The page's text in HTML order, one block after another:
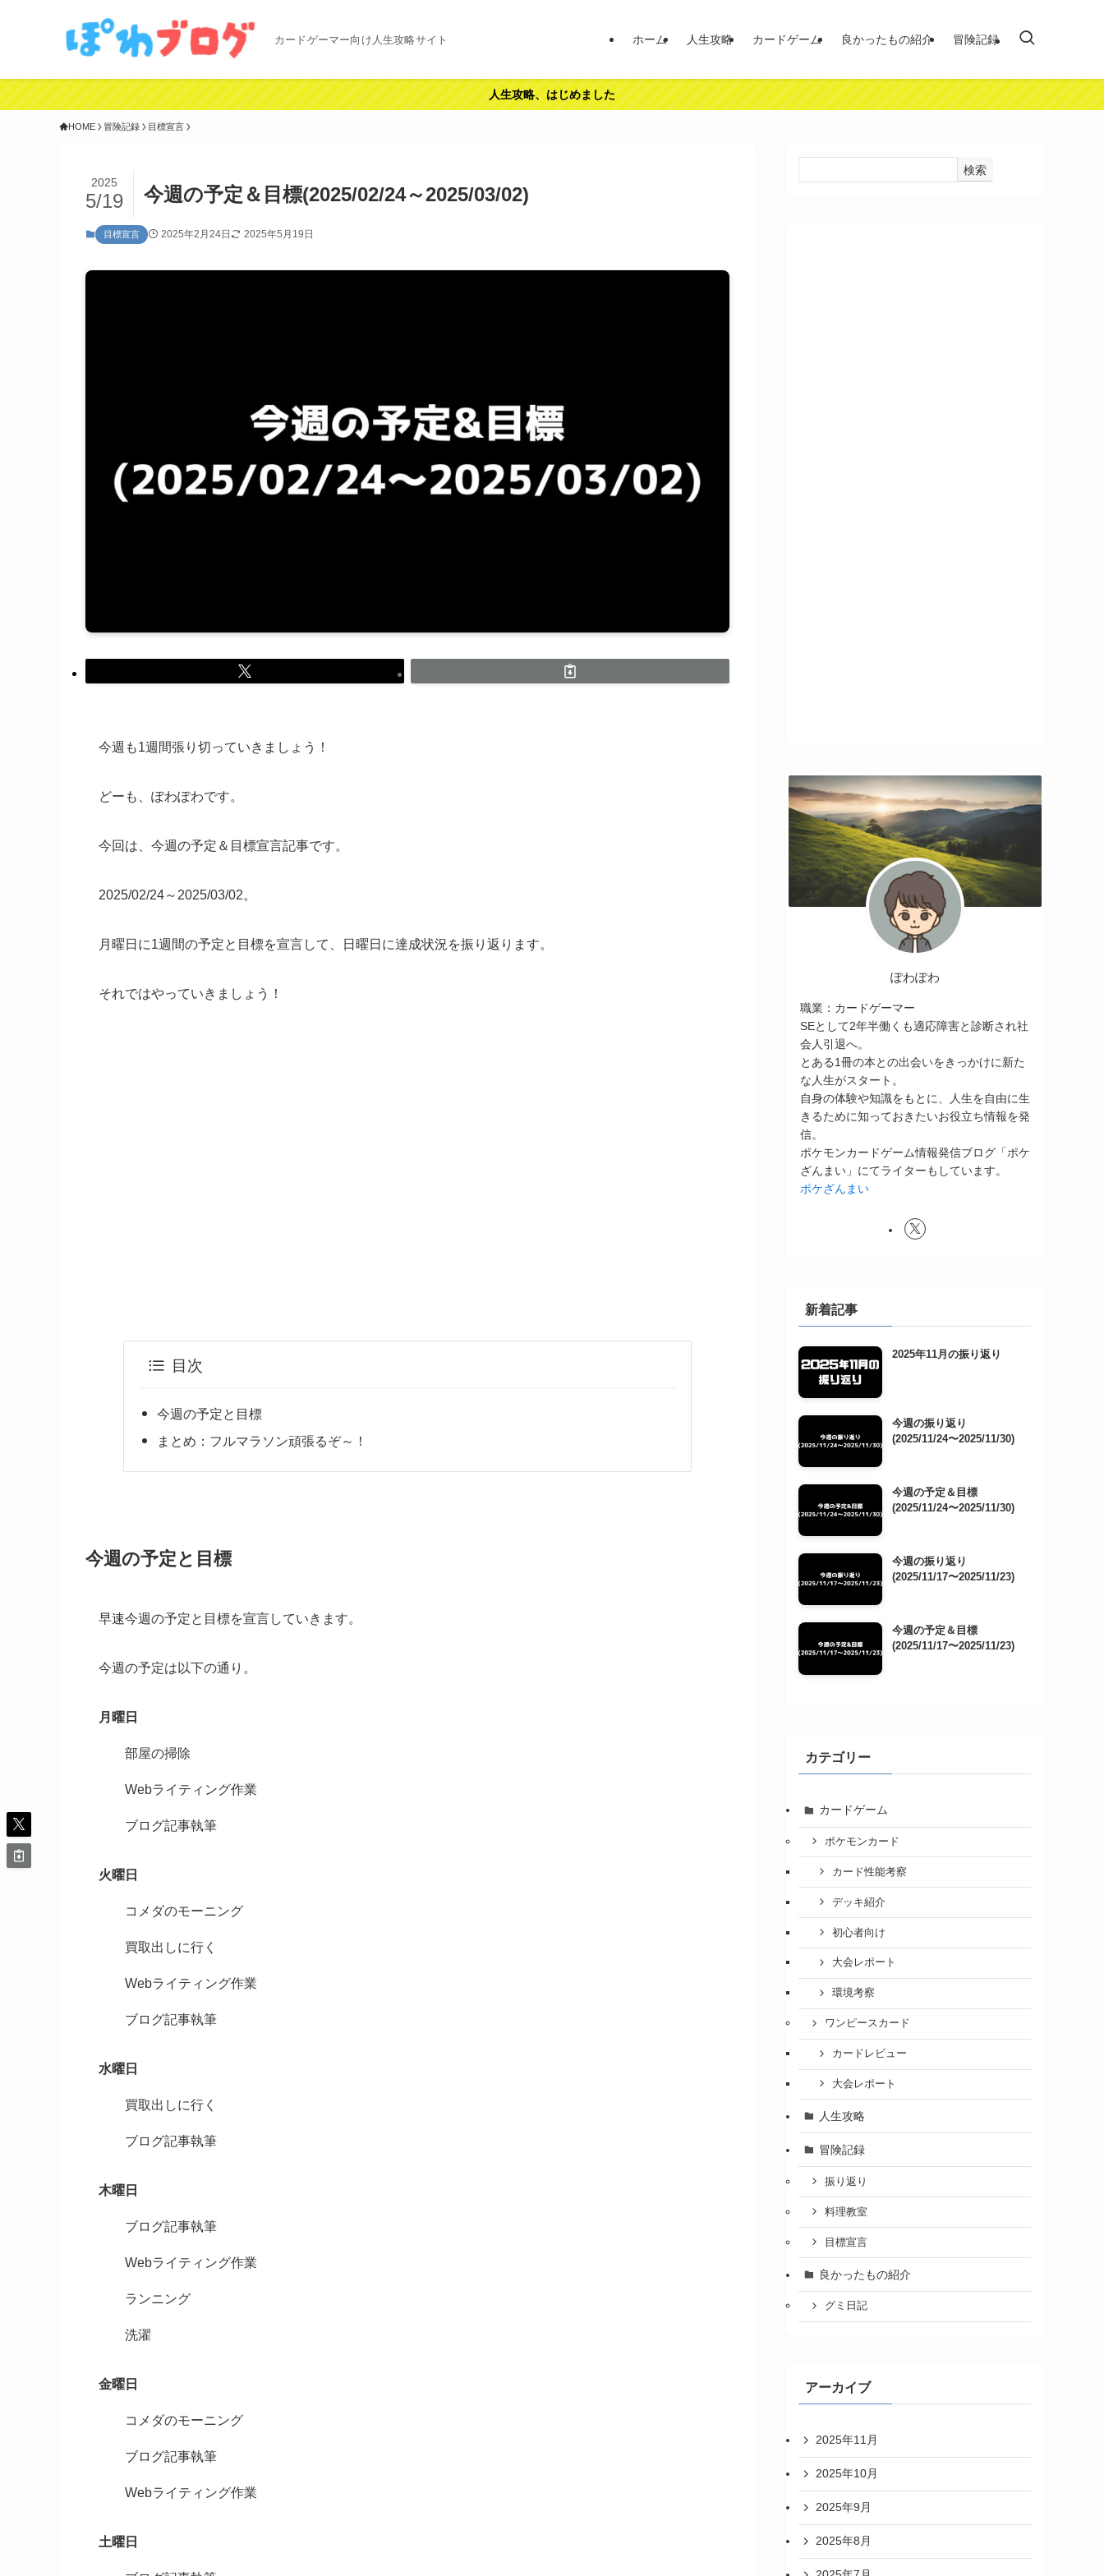
カードゲーマー向け人生攻略サイト ホーム 人生攻略 カードゲーム 良かったもの紹介 冒険記録
人生攻略、はじめました
HOME 冒険記録 目標宣言
今週の予定＆目標(2025/02/24～2025/03/02)
2025
5/19
目標宣言 2025年2月24日 2025年5月19日
今週も1週間張り切っていきましょう！
どーも、ぽわぽわです。
今回は、今週の予定＆目標宣言記事です。
2025/02/24～2025/03/02。
月曜日に1週間の予定と目標を宣言して、日曜日に達成状況を振り返ります。
それではやっていきましょう！
目次
今週の予定と目標
まとめ：フルマラソン頑張るぞ～！
今週の予定と目標
早速今週の予定と目標を宣言していきます。
今週の予定は以下の通り。
月曜日
部屋の掃除
Webライティング作業
ブログ記事執筆
火曜日
コメダのモーニング
買取出しに行く
Webライティング作業
ブログ記事執筆
水曜日
買取出しに行く
ブログ記事執筆
木曜日
ブログ記事執筆
Webライティング作業
ランニング
洗濯
金曜日
コメダのモーニング
ブログ記事執筆
Webライティング作業
土曜日
検索
ぽわぽわ
職業：カードゲーマー
SEとして2年半働くも適応障害と診断され社
会人引退へ。
とある1冊の本との出会いをきっかけに新た
な人生がスタート。
自身の体験や知識をもとに、人生を自由に生
きるために知っておきたいお役立ち情報を発
信。
ポケモンカードゲーム情報発信ブログ「ポケ
ざんまい」にてライターもしています。
ポケざんまい
新着記事
2025年11月の振り返り
今週の振り返り
(2025/11/24〜2025/11/30)
今週の予定＆目標
(2025/11/24〜2025/11/30)
今週の振り返り
(2025/11/17〜2025/11/23)
今週の予定＆目標
(2025/11/17〜2025/11/23)
カテゴリー
カードゲーム
ポケモンカード
カード性能考察
デッキ紹介
初心者向け
大会レポート
環境考察
ワンピースカード
カードレビュー
大会レポート
人生攻略
冒険記録
振り返り
料理教室
目標宣言
良かったもの紹介
グミ日記
アーカイブ
2025年11月
2025年10月
2025年9月
2025年8月